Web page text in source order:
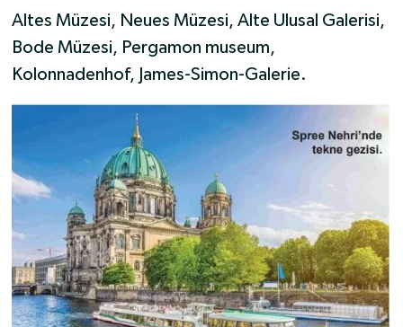
Altes Müzesi, Neues Müzesi, Alte Ulusal Galerisi,
Bode Müzesi, Pergamon museum,
Kolonnadenhof, James-Simon-Galerie.